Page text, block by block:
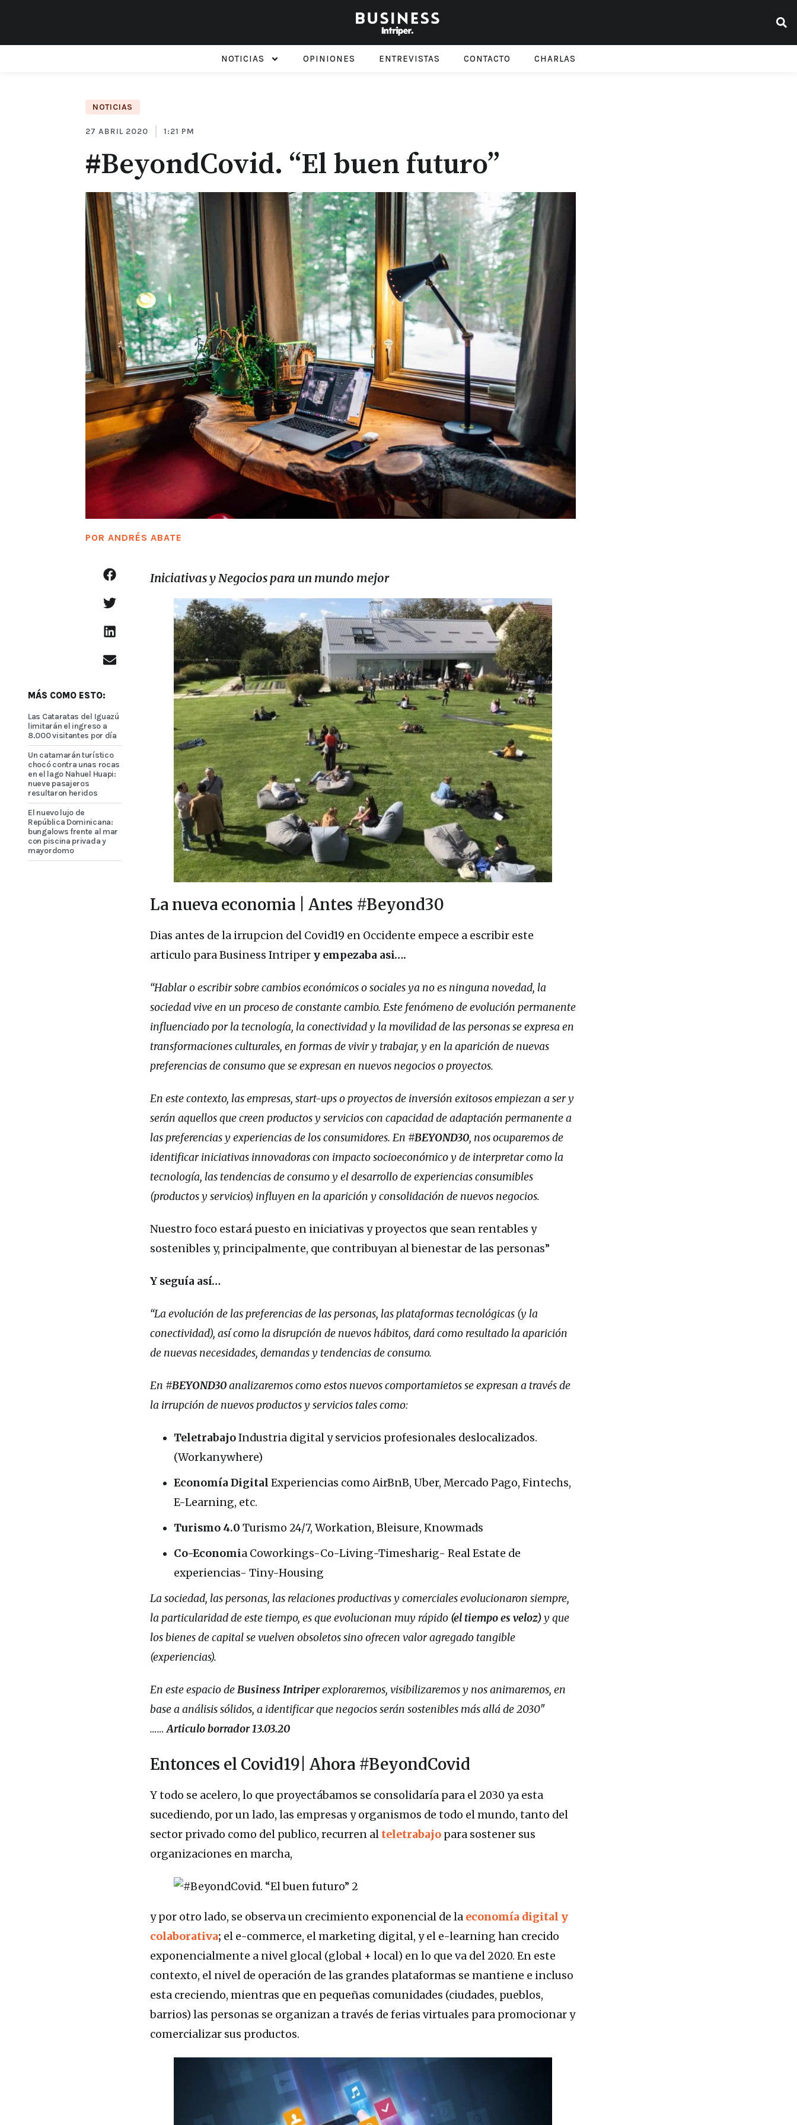
NOTICIAS OPINIONES ENTREVISTAS CONTACTO CHARLAS
NOTICIAS
27 ABRIL 2020 1:21 PM
#BeyondCovid. “El buen futuro”
POR ANDRÉS ABATE
MÁS COMO ESTO:
Las Cataratas del Iguazú
limitarán el ingreso a
8.000 visitantes por día
Un catamarán turístico
chocó contra unas rocas
en el lago Nahuel Huapi:
nueve pasajeros
resultaron heridos
El nuevo lujo de
República Dominicana:
bungalows frente al mar
con piscina privada y
mayordomo
Iniciativas y Negocios para un mundo mejor
La nueva economia | Antes #Beyond30
Dias antes de la irrupcion del Covid19 en Occidente empece a escribir este
articulo para Business Intriper y empezaba asi….
“Hablar o escribir sobre cambios económicos o sociales ya no es ninguna novedad, la
sociedad vive en un proceso de constante cambio. Este fenómeno de evolución permanente
influenciado por la tecnología, la conectividad y la movilidad de las personas se expresa en
transformaciones culturales, en formas de vivir y trabajar, y en la aparición de nuevas
preferencias de consumo que se expresan en nuevos negocios o proyectos.
En este contexto, las empresas, start-ups o proyectos de inversión exitosos empiezan a ser y
serán aquellos que creen productos y servicios con capacidad de adaptación permanente a
las preferencias y experiencias de los consumidores. En #BEYOND30, nos ocuparemos de
identificar iniciativas innovadoras con impacto socioeconómico y de interpretar como la
tecnología, las tendencias de consumo y el desarrollo de experiencias consumibles
(productos y servicios) influyen en la aparición y consolidación de nuevos negocios.
Nuestro foco estará puesto en iniciativas y proyectos que sean rentables y
sostenibles y, principalmente, que contribuyan al bienestar de las personas”
Y seguía así…
“La evolución de las preferencias de las personas, las plataformas tecnológicas (y la
conectividad), así como la disrupción de nuevos hábitos, dará como resultado la aparición
de nuevas necesidades, demandas y tendencias de consumo.
En #BEYOND30analizaremos como estos nuevos comportamietos se expresan a través de
la irrupción de nuevos productos y servicios tales como:
TeletrabajoIndustria digital y servicios profesionales deslocalizados.
(Workanywhere)
Economía Digital Experiencias como AirBnB, Uber, Mercado Pago, Fintechs,
E-Learning, etc.
Turismo 4.0 Turismo 24/7, Workation, Bleisure, Knowmads
Co-Economia Coworkings-Co-Living-Timesharig- Real Estate de
experiencias- Tiny-Housing
La sociedad, las personas, las relaciones productivas y comerciales evolucionaron siempre,
la particularidad de este tiempo, es que evolucionan muy rápido (el tiempo es veloz)y que
los bienes de capital se vuelven obsoletos sino ofrecen valor agregado tangible
(experiencias).
En este espacio deBusiness Intriperexploraremos, visibilizaremos y nos animaremos, en
base a análisis sólidos, a identificar que negocios serán sostenibles más allá de 2030″
……Articulo borrador 13.03.20
Entonces el Covid19| Ahora #BeyondCovid
Y todo se acelero, lo que proyectábamos se consolidaría para el 2030 ya esta
sucediendo, por un lado, las empresas y organismos de todo el mundo, tanto del
sector privado como del publico, recurren al teletrabajopara sostener sus
organizaciones en marcha,
y por otro lado, se observa un crecimiento exponencial de la economía digital y
colaborativa; el e-commerce, el marketing digital, y el e-learning han crecido
exponencialmente a nivel glocal (global + local) en lo que va del 2020. En este
contexto, el nivel de operación de las grandes plataformas se mantiene e incluso
esta creciendo, mientras que en pequeñas comunidades (ciudades, pueblos,
barrios) las personas se organizan a través de ferias virtuales para promocionar y
comercializar sus productos.